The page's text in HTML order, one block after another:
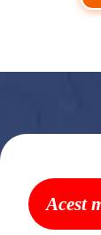
Acest